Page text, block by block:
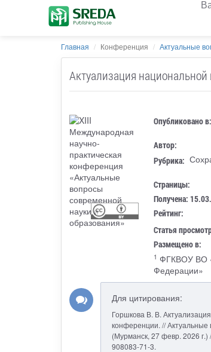
Главная Конференция Актуальные
Актуализация национальной
Опубликовано в:
Автор:
Рубрика:
Страницы:
Получена:
Рейтинг:
Статья
Размещено в:
1 ФГКВОУ ВО
Федерации»
Для цитирования:
Горшкова В. В.
конференции. //
(Мурманск, 27 февр. 2026
908083-71-3.